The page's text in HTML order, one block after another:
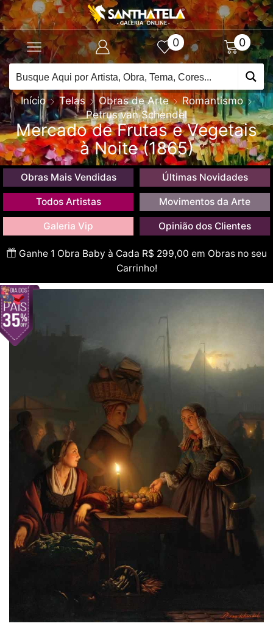
0 0
Início Telas Obras de Arte
Romantismo
Petrus van Schendel
Mercado de Frutas e Vegetais
à Noite (1865)
Obras Mais Vendidas Últimas Novidades
Todos Artistas Movimentos da Arte
Galeria Vip Opinião dos Clientes
Ganhe 1 Obra Baby à Cada R$ 299,00 em Obras no seu
Carrinho!